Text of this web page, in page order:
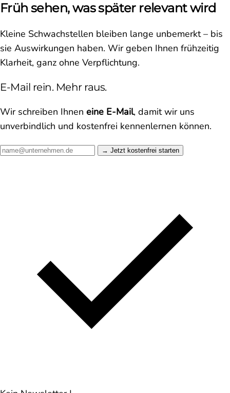
Früh sehen, was später relevant wird
Kleine Schwachstellen bleiben lange unbemerkt – bis
sie Auswirkungen haben. Wir geben Ihnen frühzeitig
Klarheit, ganz ohne Verpflichtung.
E-Mail rein. Mehr raus.
Wir schreiben Ihnen eine E-Mail, damit wir uns
unverbindlich und kostenfrei kennenlernen können.
Jetzt kostenfrei starten →